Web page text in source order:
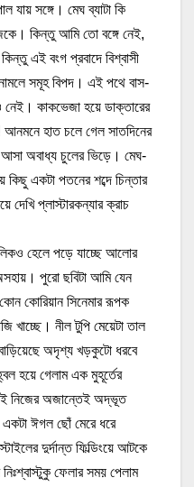
যায় সঙ্গে। মেঘ ব্যাটা কি
কিন্তু আমি তো বঙ্গে নেই,
এই বংগ প্রবাদে বিশ্বাসী
নামলে সমূহ বিপদ। এই পথে বাস-
কাকভেজা হয়ে ডাক্তারের
আনমনে হাত চলে গেল সাতদিনের
আসা অবাধ্য চুলের ভিড়ে। মেঘ-
কিছু একটা পতনের শব্দে চিন্তার
দেখি প্লাস্টারকন্যার ক্রাচ
হেলে পড়ে যাচ্ছে আলোর
পুরো ছবিটা আমি যেন
কোরিয়ান সিনেমার রূপক
খাচ্ছে। নীল টুপি মেয়েটা তাল
অদৃশ্য খড়কুটো ধরবে
হয়ে গেলাম এক মুহূর্তের
নিজের অজান্তেই অদ্ভূত
একটা ঈগল ছোঁ মেরে ধরে
দুর্দান্ত ফিল্ডিংয়ে আটকে
ফেলার সময় পেলাম